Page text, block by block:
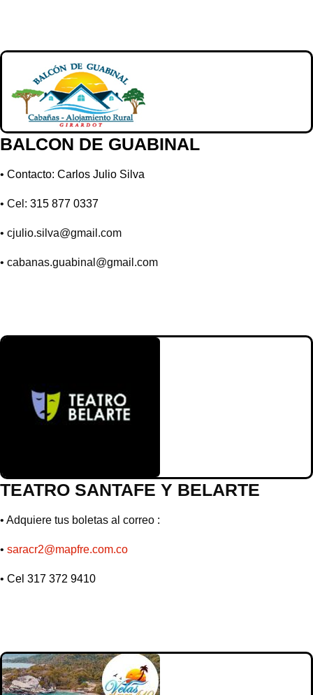
BALCON DE GUABINAL
• Contacto: Carlos Julio Silva
• Cel: 315 877 0337
• cjulio.silva@gmail.com
• cabanas.guabinal@gmail.com
TEATRO SANTAFE Y BELARTE
• Adquiere tus boletas al correo :
• saracr2@mapfre.com.co
• Cel 317 372 9410